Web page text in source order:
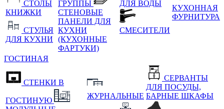
СТОЛЫ
КНИЖКИ
СТУЛЬЯ
ДЛЯ КУХНИ
ГРУППЫ
СТЕНОВЫЕ
ПАНЕЛИ ДЛЯ
КУХНИ
(КУХОННЫЕ
ФАРТУКИ)
ДЛЯ ВОДЫ
СМЕСИТЕЛИ
КУХОННАЯ
ФУРНИТУРА
ГОСТИНАЯ
СТЕНКИ В
ГОСТИНУЮ
ЖУРНАЛЬНЫЕ
СЕРВАНТЫ
ДЛЯ ПОСУДЫ,
БАРНЫЕ ШКАФЫ